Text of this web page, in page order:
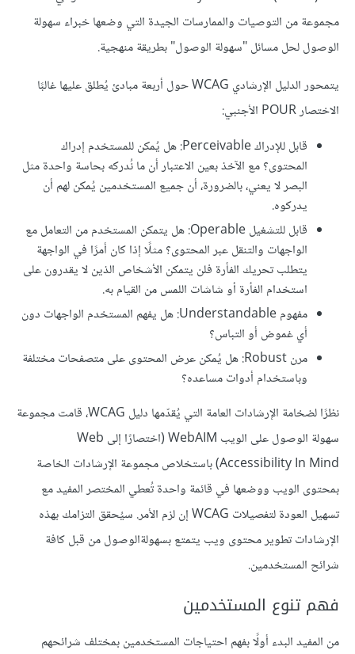
مجموعة من التوصيات والممارسات الجيدة التي وضعها خبراء سهولة
الوصول لحل مسائل "سهولة الوصول" بطريقة منهجية.
يتمحور الدليل الإرشادي WCAG حول أربعة مبادئ يُطلق عليها غالبًا
الاختصار POUR الأجنبي:
قابل للإدراك Perceivable: هل يُمكن للمستخدم إدراك
المحتوى؟ مع الآخذ بعين الاعتبار أن ما نُدركه بحاسة واحدة مثل
البصر لا يعني، بالضرورة، أن جميع المستخدمين يُمكن لهم أن
يدركوه.
قابل للتشغيل Operable: هل يتمكن المستخدم من التعامل مع
الواجهات والتنقل عبر المحتوى؟ مثلًا إذا كان أمرًا في الواجهة
يتطلب تحريك الفأرة فلن يتمكن الأشخاص الذين لا يقدرون على
استخدام الفأرة أو شاشات اللمس من القيام به.
مفهوم Understandable: هل يفهم المستخدم الواجهات دون
أي غموض أو التباس؟
مرن Robust: هل يُمكن عرض المحتوى على متصفحات مختلفة
وباستخدام أدوات مساعده؟
نظرًا لضخامة الإرشادات العامة التي يُقدّمها دليل WCAG، قامت مجموعة
سهولة الوصول على الويب WebAIM (اختصارًا إلى Web
Accessibility In Mind) باستخلاص مجموعة الإرشادات الخاصة
بمحتوى الويب ووضعها في قائمة واحدة تُعطي المختصر المفيد مع
تسهيل العودة لتفصيلات WCAG إن لزم الأمر. سيُحقق التزامك بهذه
الإرشادات تطوير محتوى ويب يتمتع بسهولةالوصول من قبل كافة
شرائح المستخدمين.
فهم تنوع المستخدمين
من المفيد البدء أولًا بفهم احتياجات المستخدمين بمختلف شرائحهم